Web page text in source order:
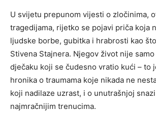
U svijetu prepunom vijesti o zločinima,
tragedijama, rijetko se pojavi priča koja
ljudske borbe, gubitka i hrabrosti kao
Stivena Stajnera. Njegov život nije
dječaku koji se čudesno vratio kući – to
hronika o traumama koje nikada ne
koji nadilaze uzrast, i o unutrašnjoj
najmračnijim trenucima.